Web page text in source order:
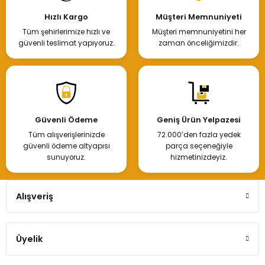
Hızlı Kargo
Tüm şehirlerimize hızlı ve
güvenli teslimat yapıyoruz.
Müşteri Memnuniyeti
Müşteri memnuniyetini her
zaman önceliğimizdir.
Güvenli Ödeme
Tüm alışverişlerinizde
güvenli ödeme altyapısı
sunuyoruz.
Geniş Ürün Yelpazesi
72.000’den fazla yedek
parça seçeneğiyle
hizmetinizdeyiz.
Alışveriş
Üyelik